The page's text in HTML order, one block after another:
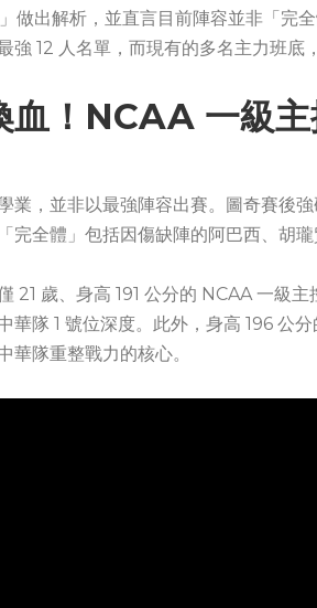
做出解析，並直言目前陣容並非「完
強 12 人名單，而現有的多名主力班底
血！NCAA 一級
業，並非以最強陣容出賽。圖奇賽後
完全體」包括因傷缺陣的阿巴西、胡
21 歲、身高 191 公分的 NCAA 一級主
華隊 1 號位深度。此外，身高 196 公
華隊重整戰力的核心。